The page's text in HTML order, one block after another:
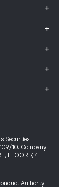
+
+
+
+
+
Securities
10. Company
FLOOR 7, 4
Authority